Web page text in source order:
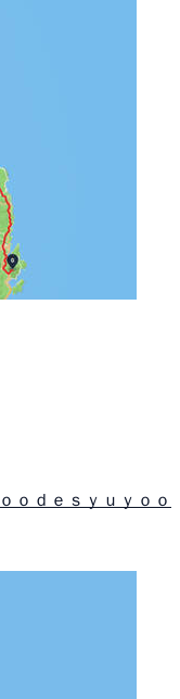
ｏｄｅｓｙｕｙｏｏ